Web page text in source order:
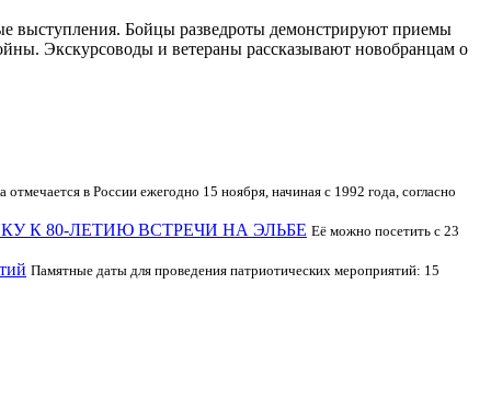
выступления. Бойцы разведроты демонстрируют приемы
Экскурсоводы и ветераны рассказывают новобранцам о
в России ежегодно 15 ноября, начиная с 1992 года, согласно
К 80-ЛЕТИЮ ВСТРЕЧИ НА ЭЛЬБЕ Её можно посетить с 23
Памятные даты для проведения патриотических мероприятий: 15